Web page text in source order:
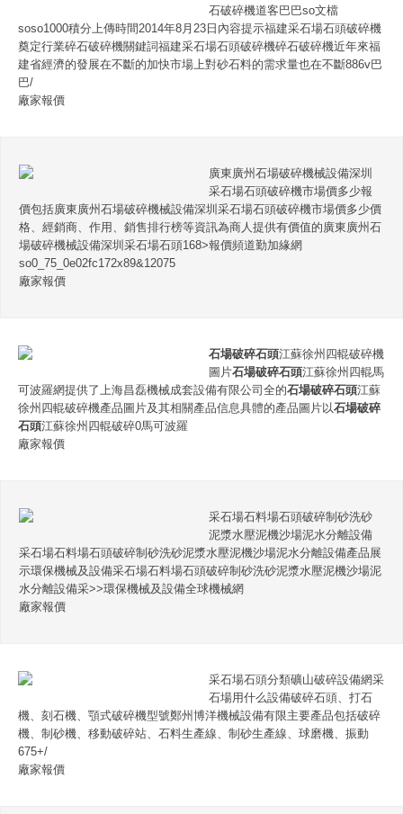
石破碎機道客巴巴so文檔
soso1000積分上傳時間2014年8月23日內容提示福建采石場石頭破碎機
奠定行業碎石破碎機關鍵詞福建采石場石頭破碎機碎石破碎機近年來福
建省經濟的發展在不斷的加快市場上對砂石料的需求量也在不斷886v巴
巴/
廠家報價
廣東廣州石場破碎機械設備深圳
采石場石頭破碎機市場價多少報
價包括廣東廣州石場破碎機械設備深圳采石場石頭破碎機市場價多少價
格、經銷商、作用、銷售排行榜等資訊為商人提供有價值的廣東廣州石
場破碎機械設備深圳采石場石頭168>報價頻道勤加緣網
so0_75_0e02fc172x89&12075
廠家報價
石場破碎石頭江蘇徐州四輥破碎機
圖片石場破碎石頭江蘇徐州四輥馬
可波羅網提供了上海昌磊機械成套設備有限公司全的石場破碎石頭江蘇
徐州四輥破碎機產品圖片及其相關產品信息具體的產品圖片以石場破碎
石頭江蘇徐州四輥破碎0馬可波羅
廠家報價
采石場石料場石頭破碎制砂洗砂
泥漿水壓泥機沙場泥水分離設備
采石場石料場石頭破碎制砂洗砂泥漿水壓泥機沙場泥水分離設備產品展
示環保機械及設備采石場石料場石頭破碎制砂洗砂泥漿水壓泥機沙場泥
水分離設備采>>環保機械及設備全球機械網
廠家報價
采石場石頭分類礦山破碎設備網采
石場用什么設備破碎石頭、打石
機、刻石機、顎式破碎機型號鄭州博洋機械設備有限主要產品包括破碎
機、制砂機、移動破碎站、石料生產線、制砂生產線、球磨機、振動
675+/
廠家報價